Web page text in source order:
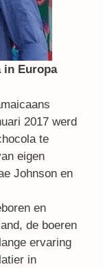
in Europa
2017 werd
te
eigen
Johnson en
en
de boeren
ervaring
in